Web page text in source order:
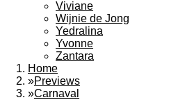
Viviane
Wijnie de Jong
Yedralina
Yvonne
Zantara
Home
»Previews
»Carnaval